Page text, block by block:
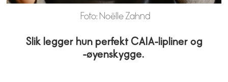
Foto: Noëlle Zahnd
Slik legger hun perfekt CAIA-lipliner og
-øyenskygge.